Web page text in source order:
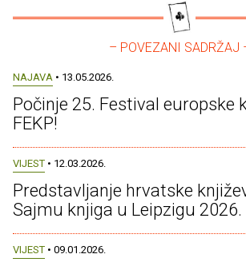
– POVEZANI SADRŽAJ
NAJAVA • 13.05.2026.
Počinje 25. Festival europske
FEKP!
VIJEST • 12.03.2026.
Predstavljanje hrvatske
Sajmu knjiga u Leipzigu 2026.
VIJEST • 09.01.2026.